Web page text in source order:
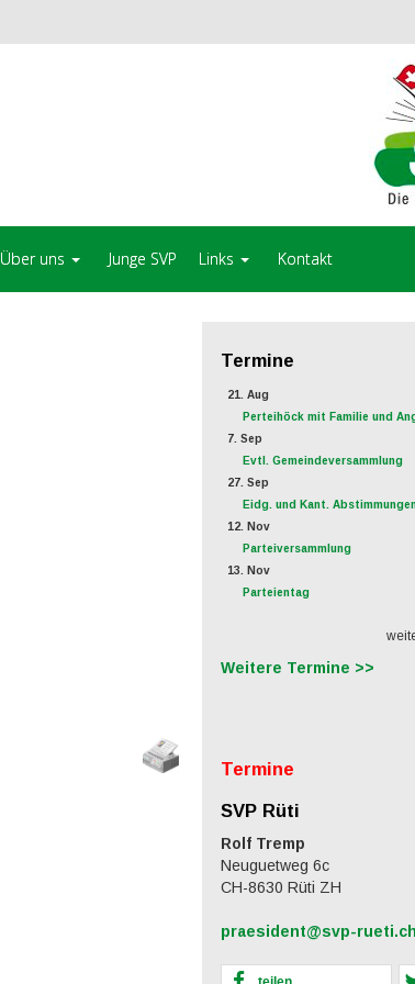
Über uns Junge SVP Links Kontakt
Termine
21. Aug
Perteihöck mit Familie und
7. Sep
Evtl. Gemeindeversammlung
27. Sep
Eidg. und Kant.
12. Nov
Parteiversammlung
13. Nov
Parteientag
Weitere Termine >>
Termine
SVP Rüti
Rolf Tremp
Neuguetweg 6c
CH-8630 Rüti ZH
praesident@svp-rueti.ch